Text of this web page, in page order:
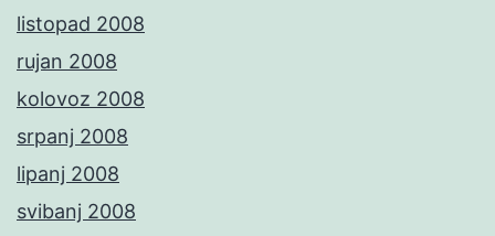
listopad 2008
rujan 2008
kolovoz 2008
srpanj 2008
lipanj 2008
svibanj 2008